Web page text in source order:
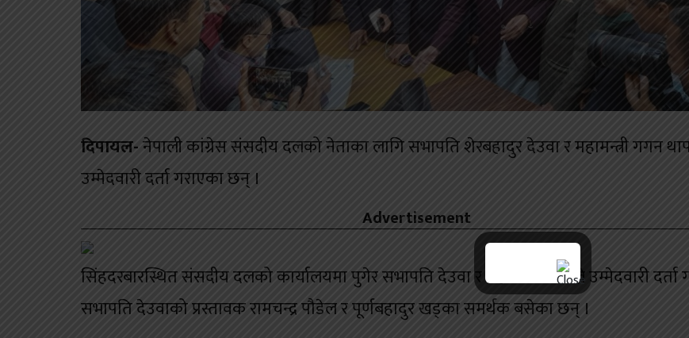
दिपायल-नेपाली कांग्रेस संसदीय दलको नेताका लागि सभापति शेरबहादुर देउवा र महामन्त्री गगन
उम्मेदवारी दर्ता गराएका छन् ।
Advertisement
सिंहदरबारस्थित संसदीय दलको कार्यालयमा पुगेर सभापति देउवा र महामन्त्री थापाले उम्मेदवारी दर्ता
सभापति देउवाको प्रस्तावक रामचन्द्र पौडेल र पूर्णबहादुर खड्का समर्थक बसेका छन् ।